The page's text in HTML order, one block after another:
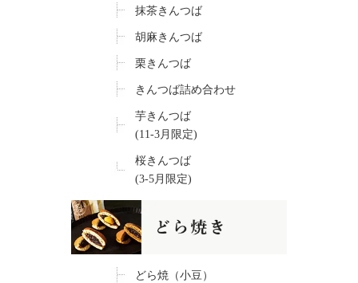
抹茶きんつば
胡麻きんつば
栗きんつば
きんつば詰め合わせ
芋きんつば
(11-3月限定)
桜きんつば
(3-5月限定)
どら焼（小豆）